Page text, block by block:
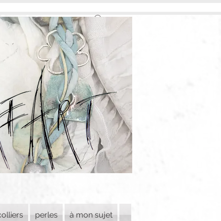
perles à mon sujet